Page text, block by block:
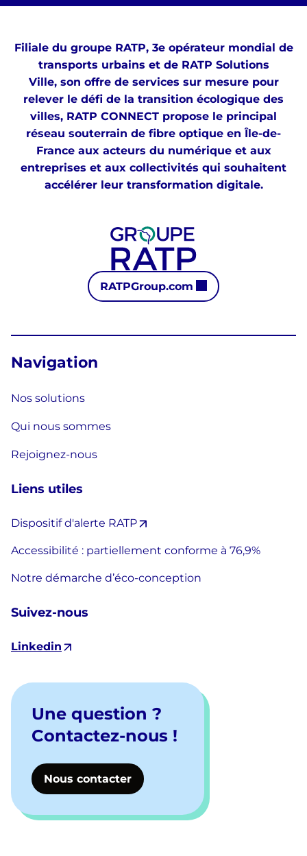
Filiale du groupe RATP, 3e opérateur mondial de
transports urbains et de RATP Solutions
Ville, son offre de services sur mesure pour
relever le défi de la transition écologique des
villes, RATP CONNECT propose le principal
réseau souterrain de fibre optique en Île-de-
France aux acteurs du numérique et aux
entreprises et aux collectivités qui souhaitent
accélérer leur transformation digitale.
RATPGroup.com
Navigation
Nos solutions
Qui nous sommes
Rejoignez-nous
Liens utiles
Dispositif d'alerte RATP
Accessibilité : partiellement conforme à 76,9%
Notre démarche d’éco-conception
Suivez-nous
Linkedin
Une question ?
Contactez-nous !
Nous contacter